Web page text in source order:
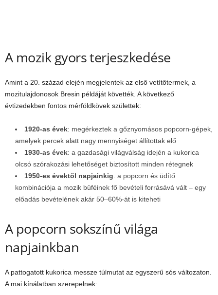
A mozik gyors terjeszkedése
Amint a 20. század elején megjelentek az első vetítőtermek, a
mozitulajdonosok Bresin példáját követték. A következő
évtizedekben fontos mérföldkövek születtek:
1920-as évek: megérkeztek a gőznyomásos popcorn-gépek,
amelyek percek alatt nagy mennyiséget állítottak elő
1930-as évek: a gazdasági világválság idején a kukorica
olcsó szórakozási lehetőséget biztosított minden rétegnek
1950-es évektől napjainkig: a popcorn és üdítő
kombinációja a mozik büféinek fő bevételi forrásává vált – egy
előadás bevételének akár 50–60%-át is kiteheti
A popcorn sokszínű világa
napjainkban
A pattogatott kukorica messze túlmutat az egyszerű sós változaton.
A mai kínálatban szerepelnek: